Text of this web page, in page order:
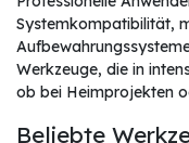
Systemkompatibilität,
Werkzeuge, die in
ob bei Heimprojekten
Beliebte